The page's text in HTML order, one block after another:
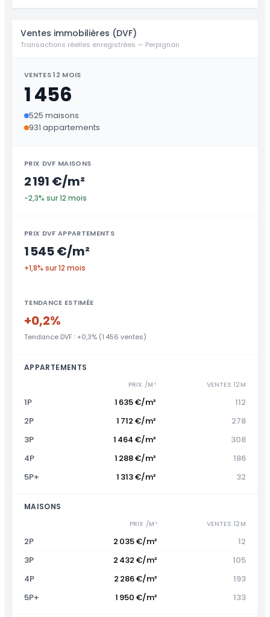
Ventes immobilières (DVF)
Transactions réelles enregistrées — Perpignan
VENTES 12 MOIS
1 456
525 maisons
931 appartements
PRIX DVF MAISONS
2 191 €/m²
-2,3% sur 12 mois
PRIX DVF APPARTEMENTS
1 545 €/m²
+1,8% sur 12 mois
TENDANCE ESTIMÉE
+0,2%
Tendance DVF : +0,3% (1 456 ventes)
APPARTEMENTS
PRIX /M² VENTES 12M
1P 1 635 €/m²
112
2P
1 712 €/m²
278
3P
1 464 €/m²
308
4P
1 288 €/m²
186
5P+
1 313 €/m² 32
MAISONS
PRIX /M² VENTES 12M
2P 2 035 €/m²
12
3P
2 432 €/m²
105
4P
2 286 €/m²
193
5P+
1 950 €/m² 133